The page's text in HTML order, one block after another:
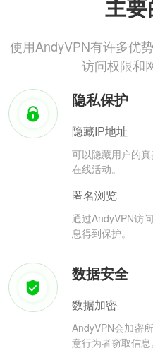
主
使用AndyVPN有许多优
访问权限和
隐私保护
隐藏IP地址
可以隐藏用户的
在线活动。
匿名浏览
通过AndyVPN访
息得到保护。
数据安全
数据加密
AndyVPN会加密
意行为者窃取信息